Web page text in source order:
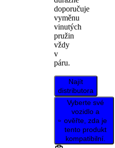
doporučuje
vyměnu
vinutých
pružin
vždy
v
páru.
Najít
distributora
Vyberte své
vozidlo a
ověřte, zda je
tento produkt
kompatibilní.